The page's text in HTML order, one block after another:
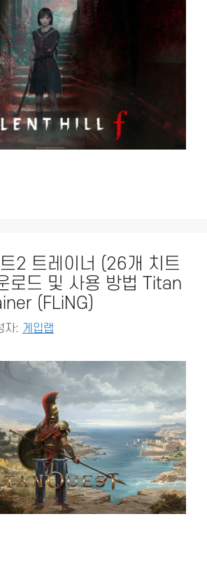
2 트레이너 (26개 치트
로드 및 사용 방법 Titan
(FLiNG)
자: 게입랩